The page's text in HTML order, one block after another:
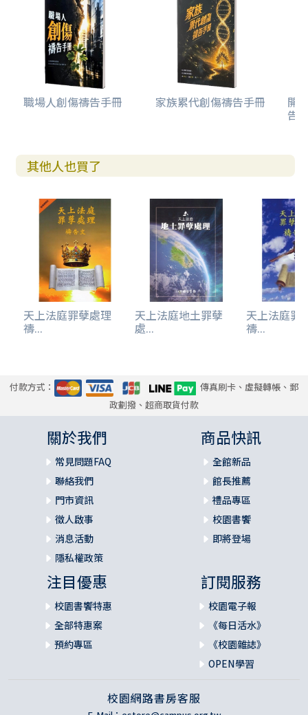
職場人創傷禱告手冊 家族累代創傷禱告手冊 開
告(
其他人也買了
天上法庭罪孽處理
禱...
天上法庭地土罪孽
處...
天上法庭罪
禱...
付款方式：
傳真刷卡、虛擬轉帳、郵
政劃撥、超商取貨付款
關於我們
常見問題FAQ
聯絡我們
門市資訊
徵人啟事
消息活動
隱私權政策
商品快訊
全館新品
館長推薦
禮品專區
校園書饗
即將登場
注目優惠
校園書饗特惠
全部特惠案
預約專區
訂閱服務
校園電子報
《每日活水》
《校園雜誌》
OPEN學習
校園網路書房客服